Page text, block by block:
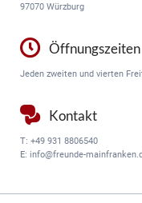
97070 Würzburg
Öffnungszeiten
Jeden zweiten und vierten
Kontakt
T: +49 931 8806540
E: info@freunde-